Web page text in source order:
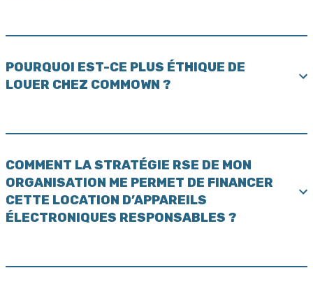
POURQUOI EST-CE PLUS ÉTHIQUE DE
LOUER CHEZ COMMOWN ?
COMMENT LA STRATÉGIE RSE DE MON
ORGANISATION ME PERMET DE FINANCER
CETTE LOCATION D’APPAREILS
ÉLECTRONIQUES RESPONSABLES ?